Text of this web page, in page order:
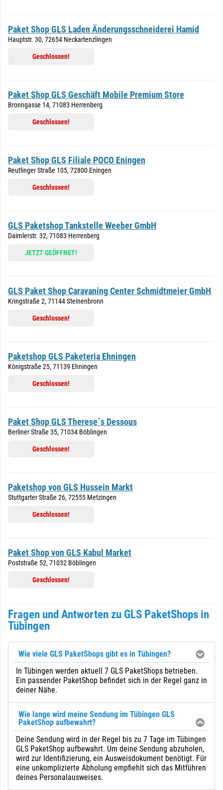
Paket Shop GLS Laden Änderungsschneiderei Hamid
Hauptstr. 30, 72654 Neckartenzlingen
Geschlossen!
Paket Shop GLS Geschäft Mobile Premium Store
Bronngasse 14, 71083 Herrenberg
Geschlossen!
Paket Shop GLS Filiale POCO Eningen
Reutlinger Straße 105, 72800 Eningen
Geschlossen!
GLS Paketshop Tankstelle Weeber GmbH
Daimlerstr. 32, 71083 Herrenberg
JETZT GEÖFFNET!
GLS Paket Shop Caravaning Center Schmidtmeier GmbH
Kringstraße 2, 71144 Steinenbronn
Geschlossen!
Paketshop GLS Paketeria Ehningen
Königstraße 25, 71139 Ehningen
Geschlossen!
Paket Shop GLS Therese´s Dessous
Berliner Straße 35, 71034 Böblingen
Geschlossen!
Paketshop von GLS Hussein Markt
Stuttgarter Straße 26, 72555 Metzingen
Geschlossen!
Paket Shop von GLS Kabul Market
Poststraße 52, 71032 Böblingen
Geschlossen!
Fragen und Antworten zu GLS PaketShops in
Tübingen
Wie viele GLS PaketShops gibt es in Tübingen?
In Tübingen werden aktuell 7 GLS PaketShops betrieben.
Ein passender PaketShop befindet sich in der Regel ganz in
deiner Nähe.
Wie lange wird meine Sendung im Tübingen GLS
PaketShop aufbewahrt?
Deine Sendung wird in der Regel bis zu 7 Tage im Tübingen
GLS PaketShop aufbewahrt. Um deine Sendung abzuholen,
wird zur Identifizierung, ein Ausweisdokument benötigt. Für
eine unkomplizierte Abholung empfiehlt sich das Mitführen
deines Personalausweises.